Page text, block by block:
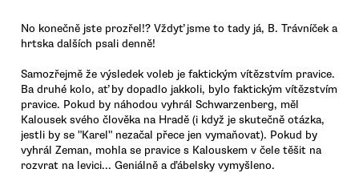
No konečně jste prozřel!? Vždyť jsme to tady já, B. Trávníček a
hrtska dalších psali denně!
Samozřejmě že výsledek voleb je faktickým vítězstvím pravice.
Ba druhé kolo, ať by dopadlo jakkoli, bylo faktickým vítězstvím
pravice. Pokud by náhodou vyhrál Schwarzenberg, měl
Kalousek svého člověka na Hradě (i když je skutečně otázka,
jestli by se "Karel" nezačal přece jen vymaňovat). Pokud by
vyhrál Zeman, mohla se pravice s Kalouskem v čele těšit na
rozvrat na levici... Geniálně a ďábelsky vymyšleno.